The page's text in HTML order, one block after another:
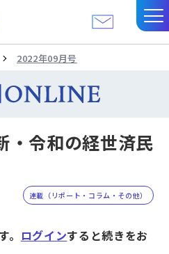
2022年09月号
・令和の経世済民
連載（リポート・コラム・その他）
ログインすると続きをお